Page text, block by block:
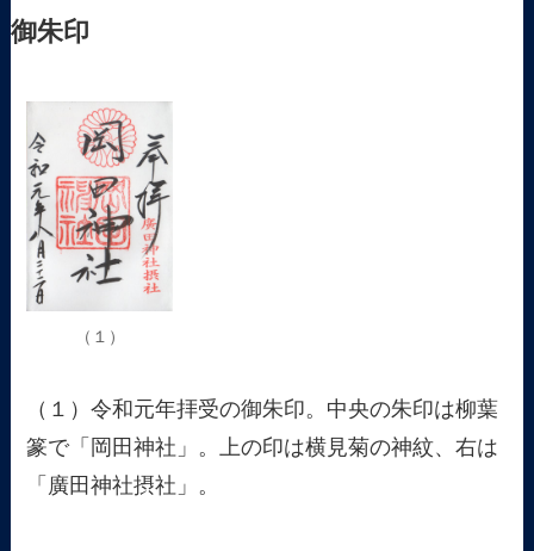
御朱印
（１）
（１）令和元年拝受の御朱印。中央の朱印は柳葉
篆で「岡田神社」。上の印は横見菊の神紋、右は
「廣田神社摂社」。